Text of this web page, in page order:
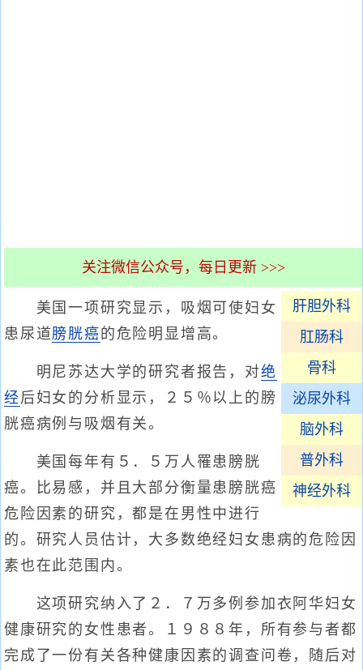
关注微信公众号，每日更新 >>>
肝胆外科
肛肠科
骨科
泌尿外科
脑外科
普外科
神经外科
美国一项研究显示，吸烟可使妇女
患尿道膀胱癌 的危险明显增高。
明尼苏达大学的研究者报告，对绝
经后妇女的分析显示，２５％以上的膀
胱癌病例与吸烟有关。
美国每年有５．５万人罹患膀胱
癌。比易感，并且大部分衡量患膀胱癌
危险因素的研究，都是在男性中进行
的。研究人员估计，大多数绝经妇女患病的危险因
素也在此范围内。
这项研究纳入了２．７万多例参加衣阿华妇女
健康研究的女性患者。１９８８年，所有参与者都
完成了一份有关各种健康因素的调查问卷，随后对